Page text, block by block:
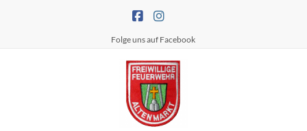
Folge uns auf Facebook